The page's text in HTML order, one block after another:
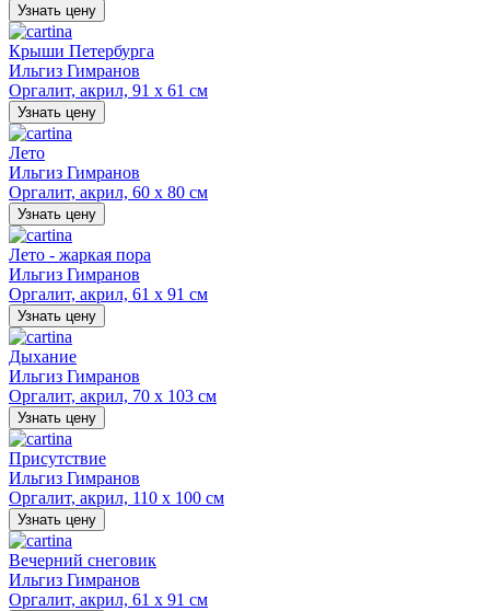
Узнать цену
Крыши Петербурга
Ильгиз Гимранов
Оргалит, акрил, 91 х 61 см
Узнать цену
Лето
Ильгиз Гимранов
Оргалит, акрил, 60 х 80 см
Узнать цену
Лето - жаркая пора
Ильгиз Гимранов
Оргалит, акрил, 61 х 91 см
Узнать цену
Дыхание
Ильгиз Гимранов
Оргалит, акрил, 70 х 103 см
Узнать цену
Присутствие
Ильгиз Гимранов
Оргалит, акрил, 110 х 100 см
Узнать цену
Вечерний снеговик
Ильгиз Гимранов
Оргалит, акрил, 61 х 91 см